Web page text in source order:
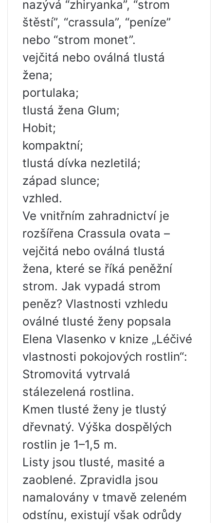
nazývá “zhiryanka”, “strom
štěstí”, “crassula”, “peníze”
nebo “strom monet”.
vejčitá nebo oválná tlustá
žena;
portulaka;
tlustá žena Glum;
Hobit;
kompaktní;
tlustá dívka nezletilá;
západ slunce;
vzhled.
Ve vnitřním zahradnictví je
rozšířena Crassula ovata –
vejčitá nebo oválná tlustá
žena, které se říká peněžní
strom. Jak vypadá strom
peněz? Vlastnosti vzhledu
oválné tlusté ženy popsala
Elena Vlasenko v knize „Léčivé
vlastnosti pokojových rostlin“:
Stromovitá vytrvalá
stálezelená rostlina.
Kmen tlusté ženy je tlustý
dřevnatý. Výška dospělých
rostlin je 1–1,5 m.
Listy jsou tlusté, masité a
zaoblené. Zpravidla jsou
namalovány v tmavě zeleném
odstínu, existují však odrůdy